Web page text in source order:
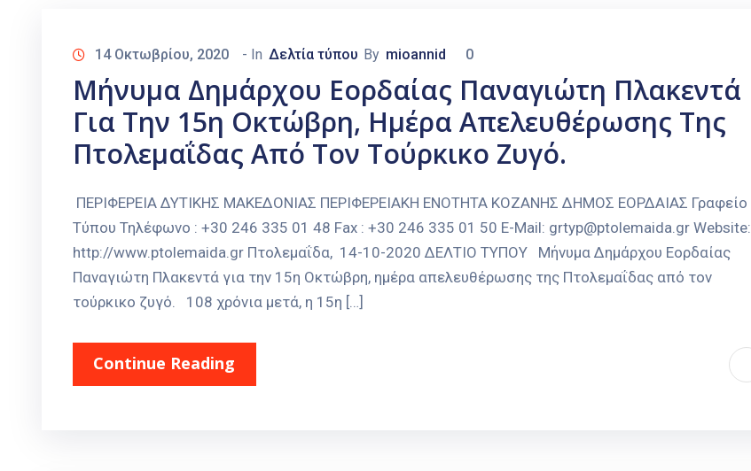
14 Οκτωβρίου, 2020 - In Δελτία τύπου By mioannid 0
Μήνυμα Δημάρχου Εορδαίας Παναγιώτη Πλακεντά
Για Την 15η Οκτώβρη, Ημέρα Απελευθέρωσης Της
Πτολεμαΐδας Από Τον Τούρκικο Ζυγό.
ΠΕΡΙΦΕΡΕΙΑ ΔΥΤΙΚΗΣ ΜΑΚΕΔΟΝΙΑΣ ΠΕΡΙΦΕΡΕΙΑΚΗ ΕΝΟΤΗΤΑ ΚΟΖΑΝΗΣ ΔΗΜΟΣ ΕΟΡΔΑΙΑΣ Γραφείο
Τύπου Τηλέφωνο : +30 246 335 01 48 Fax : +30 246 335 01 50 E-Mail: grtyp@ptolemaida.gr Website:
http://www.ptolemaida.gr Πτολεμαΐδα, 14-10-2020 ΔΕΛΤΙΟ ΤΥΠΟΥ Μήνυμα Δημάρχου Εορδαίας
Παναγιώτη Πλακεντά για την 15η Οκτώβρη, ημέρα απελευθέρωσης της Πτολεμαΐδας από τον
τούρκικο ζυγό. 108 χρόνια μετά, η 15η […]
Continue Reading